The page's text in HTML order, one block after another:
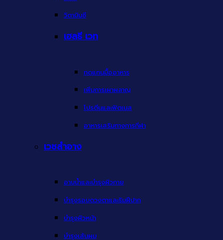
วิตามินซี
เฮลธี เวท
ทดแทนมื้ออาหาร
เพิ่มการเผาผลาญ
โปรตีนและฟิตเนส
อาหารเสริมทางการกีฬา
เวชสำอาง
อาบน้ำและบำรุงผิวกาย
บำรุงรอบดวงตาและริมฝีปาก
บำรุงผิวหน้า
บำรุงเส้นผม